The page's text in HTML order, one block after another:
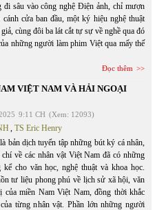
đi sâu vào công nghệ Điện ảnh, chỉ mượn
cửa ban đầu, một ký hiệu nghệ thuật
cùng đôi ba lát cắt tự sự về nghề qua đó
những người làm phim Việt qua mấy thế
Đọc thêm
VIỆT NAM VÀ HẢI NGOẠI
9:11 CH (Xem: 12093)
, TS Eric Henry
bản dịch tuyển tập những bút ký cá nhân,
về các nhân vật Việt Nam đã có những
kể cho văn học, nghệ thuật và khoa học.
tư liệu phong phú về lịch sử xã hội, văn
của miền Nam Việt Nam, đồng thời khắc
từng nhân vật. Phần lớn những người